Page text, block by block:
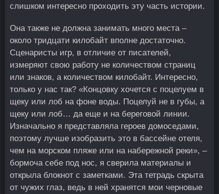
слишком интересно проходить эту часть истории.
Она также не должна занимать много места –
около тридцати килобайт вполне достаточно.
Сценаристы игр, в отличие от писателей,
измеряют свою работу не количеством страниц
или знаков, а количеством килобайт. Интересно,
только у нас так? «Концовку хочется с поцелуем в
щеку или лоб на фоне воды. Поцелуй не в губы, а
щеку или лоб… да еще и на береговой линии.
Изначально я представляла героев домоседами,
поэтому лучше изобразить это в бассейне отеля,
чем на морском пляже или на набережной реки», –
бормоча себе под нос, я сверила материалы и
открыла блокнот с заметками. Эта тетрадь скрыта
от чужих глаз, ведь в ней хранятся мои черновые